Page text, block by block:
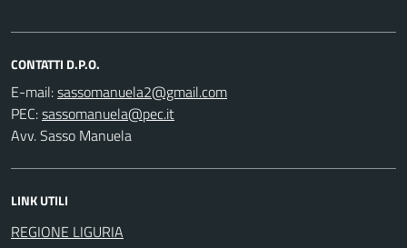
CONTATTI D.P.O.
E-mail:
PEC:
Avv. Sasso Manuela
LINK UTILI
REGIONE LIGURIA